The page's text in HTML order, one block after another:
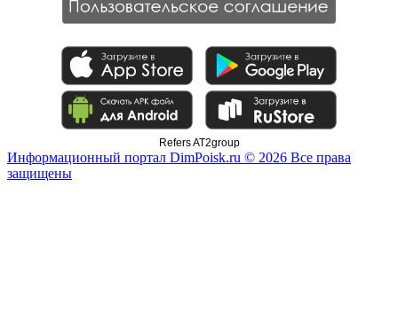
Refers AT2group
Информационный портал DimPoisk.ru © 2026 Все права
защищены